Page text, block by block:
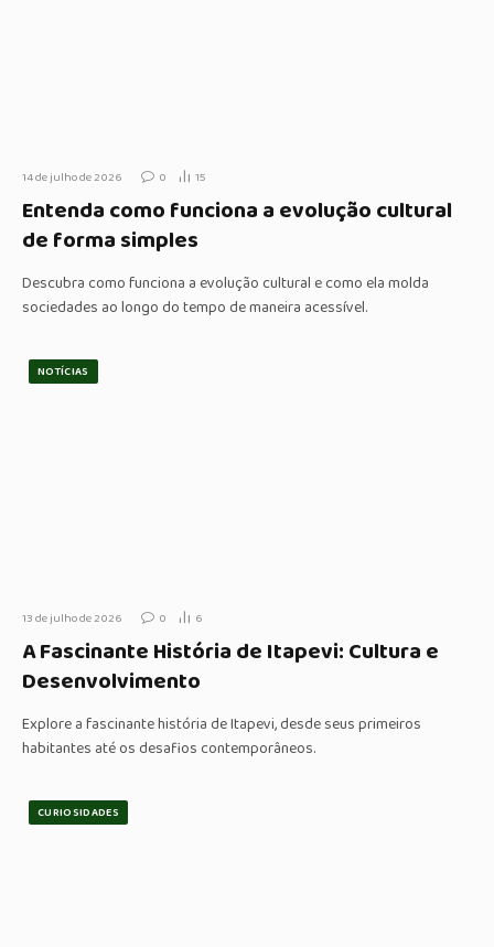
14 de julho de 2026 0 15
Entenda como funciona a evolução cultural
de forma simples
Descubra como funciona a evolução cultural e como ela molda
sociedades ao longo do tempo de maneira acessível.
NOTÍCIAS
13 de julho de 2026 0 6
A Fascinante História de Itapevi: Cultura e
Desenvolvimento
Explore a fascinante história de Itapevi, desde seus primeiros
habitantes até os desafios contemporâneos.
CURIOSIDADES